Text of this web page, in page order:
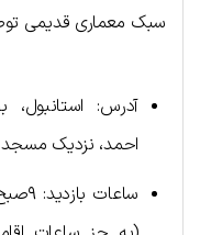
سبک معماری قدیمی
آدرس:
احمد، نزدیک مسجد